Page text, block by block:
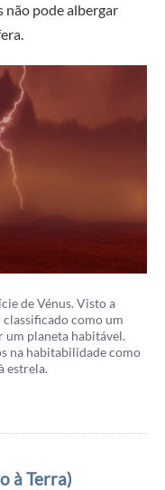
não pode albergar
de Vénus. Visto a
como um
um planeta habitável.
na habitabilidade como
estrela.
à Terra)